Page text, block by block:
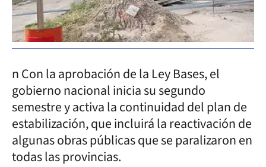
n Con la aprobación de la Ley Bases, el
gobierno nacional inicia su segundo
semestre y activa la continuidad del plan de
estabilización, que incluirá la reactivación de
algunas obras públicas que se paralizaron en
todas las provincias.